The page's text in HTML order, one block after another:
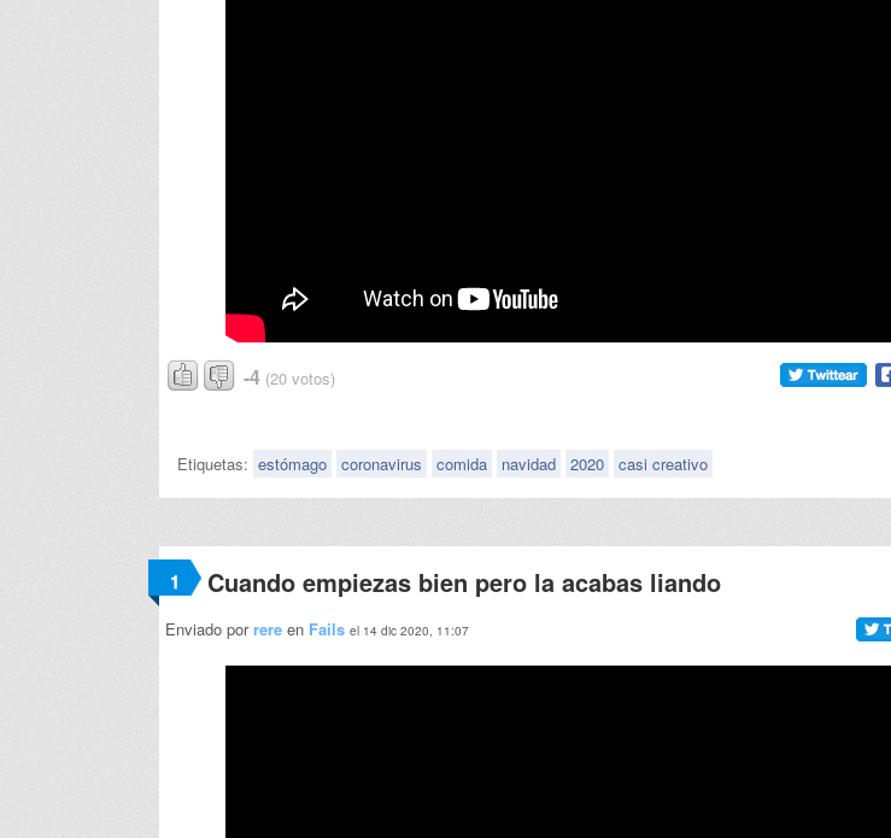
-4 (20 votos)
Etiquetas: estómago coronavirus comida navidad 2020 casi creativo
1 Cuando empiezas bien pero la acabas liando
Enviado porrere en Fails el 14 dic 2020, 11:07